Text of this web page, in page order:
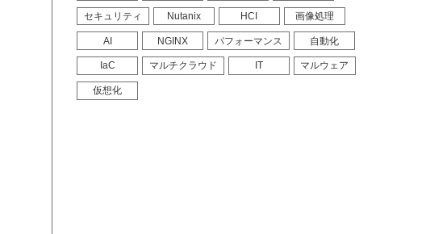
セキュリティ Nutanix HCI 画像処理
AI NGINX パフォーマンス 自動化
IaC マルチクラウド IT マルウェア
仮想化